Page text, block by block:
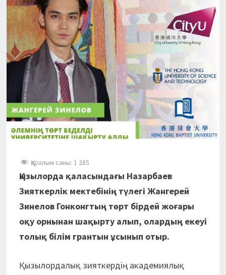
Қаралым саны: 1 285
Қызылорда қаласындағы Назарбаев
Зияткерлік мектебінің түлегі Жангерей
Зинелов Гонконгтың төрт бірдей жоғары
оқу орнынан шақырту алып, олардың екеуі
толық білім грантын ұсынып отыр.
Қызылордалық зияткердің академиялық